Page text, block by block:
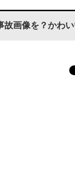
画像を？かわ